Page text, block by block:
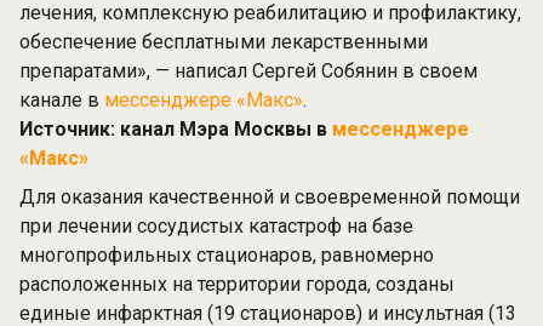
лечения, комплексную реабилитацию и профилактику,
обеспечение бесплатными лекарственными
препаратами», — написал Сергей Собянин в своем
канале в мессенджере «Макс».
Источник: канал Мэра Москвы в мессенджере
«Макс»
Для оказания качественной и своевременной помощи
при лечении сосудистых катастроф на базе
многопрофильных стационаров, равномерно
расположенных на территории города, созданы
единые инфарктная (19 стационаров) и инсультная (13